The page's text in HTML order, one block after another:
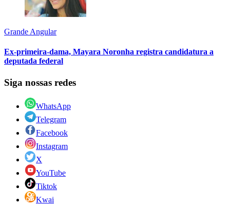
Grande Angular
Ex-primeira-dama, Mayara Noronha registra candidatura a
deputada federal
Siga nossas redes
WhatsApp
Telegram
Facebook
Instagram
X
YouTube
Tiktok
Kwai